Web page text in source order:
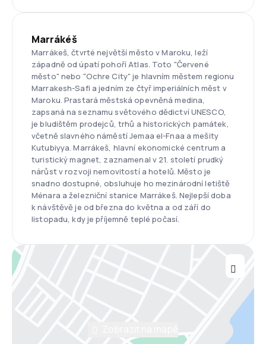
Marrákéš
Marrákeš, čtvrté největší město v Maroku, leží
západně od úpatí pohoří Atlas. Toto "Červené
město" nebo "Ochre City" je hlavním městem regionu
Marrakesh-Safi a jedním ze čtyř imperiálních měst v
Maroku. Prastará městská opevněná medina,
zapsaná na seznamu světového dědictví UNESCO,
je bludištěm prodejců, trhů a historických památek,
včetně slavného náměstí Jemaa el-Fnaa a mešity
Kutubiyya. Marrákeš, hlavní ekonomické centrum a
turistický magnet, zaznamenal v 21. století prudký
nárůst v rozvoji nemovitostí a hotelů. Město je
snadno dostupné, obsluhuje ho mezinárodní letiště
Ménara a železniční stanice Marrákeš. Nejlepší doba
k návštěvě je od března do května a od září do
listopadu, kdy je příjemně teplé počasí.